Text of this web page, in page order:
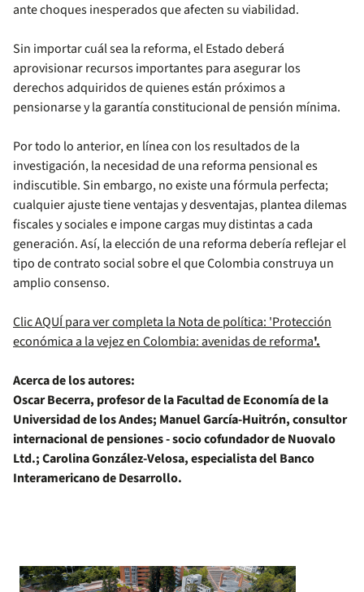
ante choques inesperados que afecten su viabilidad.
Sin importar cuál sea la reforma, el Estado deberá
aprovisionar recursos importantes para asegurar los
derechos adquiridos de quienes están próximos a
pensionarse y la garantía constitucional de pensión mínima.
Por todo lo anterior, en línea con los resultados de la
investigación, la necesidad de una reforma pensional es
indiscutible. Sin embargo, no existe una fórmula perfecta;
cualquier ajuste tiene ventajas y desventajas, plantea dilemas
fiscales y sociales e impone cargas muy distintas a cada
generación. Así, la elección de una reforma debería reflejar el
tipo de contrato social sobre el que Colombia construya un
amplio consenso.
Clic AQUÍ para ver completa la Nota de política: 'Protección
económica a la vejez en Colombia: avenidas de reforma'.
Acerca de los autores:
Oscar Becerra, profesor de la Facultad de Economía de la
Universidad de los Andes; Manuel García-Huitrón, consultor
internacional de pensiones - socio cofundador de Nuovalo
Ltd.; Carolina González-Velosa, especialista del Banco
Interamericano de Desarrollo.